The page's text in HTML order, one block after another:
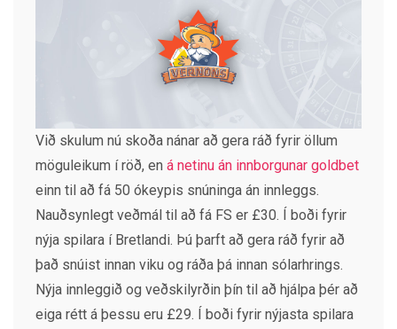
Við skulum nú skoða nánar að gera ráð fyrir öllum
möguleikum í röð, en á netinu án innborgunar goldbet
einn til að fá 50 ókeypis snúninga án innleggs.
Nauðsynlegt veðmál til að fá FS er £30. Í boði fyrir
nýja spilara í Bretlandi. Þú þarft að gera ráð fyrir að
það snúist innan viku og ráða þá innan sólarhrings.
Nýja innleggið og veðskilyrðin þín til að hjálpa þér að
eiga rétt á þessu eru £29. Í boði fyrir nýjasta spilara